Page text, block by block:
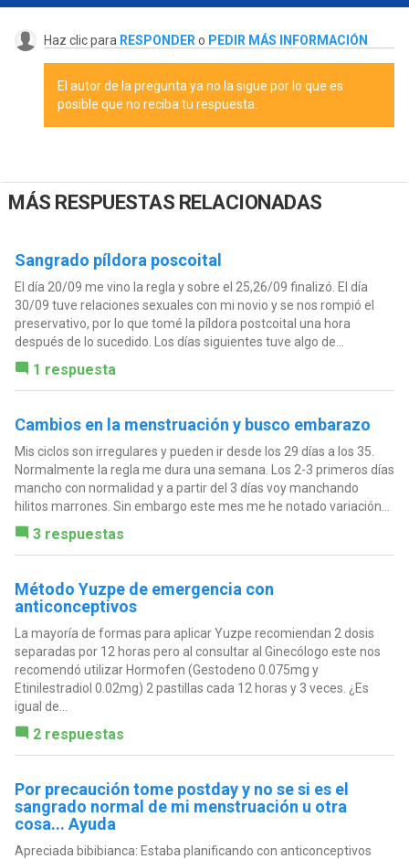
Haz clic para RESPONDER o PEDIR MÁS INFORMACIÓN
El autor de la pregunta ya no la sigue por lo que es
posible que no reciba tu respuesta.
MÁS RESPUESTAS RELACIONADAS
Sangrado píldora poscoital
El día 20/09 me vino la regla y sobre el 25,26/09 finalizó. El día
30/09 tuve relaciones sexuales con mi novio y se nos rompió el
preservativo, por lo que tomé la píldora postcoital una hora
después de lo sucedido. Los días siguientes tuve algo de...
1 respuesta
Cambios en la menstruación y busco embarazo
Mis ciclos son irregulares y pueden ir desde los 29 días a los 35.
Normalmente la regla me dura una semana. Los 2-3 primeros días
mancho con normalidad y a partir del 3 días voy manchando
hilitos marrones. Sin embargo este mes me he notado variación...
3 respuestas
Método Yuzpe de emergencia con
anticonceptivos
La mayoría de formas para aplicar Yuzpe recomiendan 2 dosis
separadas por 12 horas pero al consultar al Ginecólogo este nos
recomendó utilizar Hormofen (Gestodeno 0.075mg y
Etinilestradiol 0.02mg) 2 pastillas cada 12 horas y 3 veces. ¿Es
igual de...
2 respuestas
Por precaución tome postday y no se si es el
sangrado normal de mi menstruación u otra
cosa... Ayuda
Apreciada bibibianca: Estaba planificando con anticonceptivos